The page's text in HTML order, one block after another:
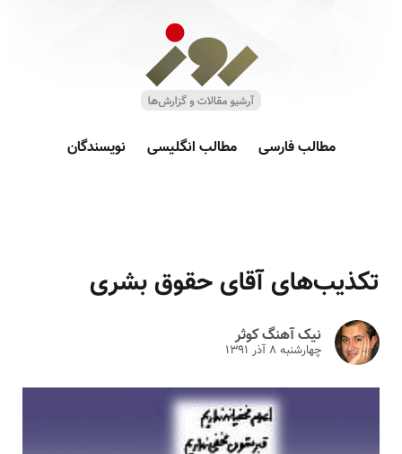
مطالب فارسی مطالب انگلیسی نویسندگان
تکذیب‌های آقای حقوق بشری
نیک آهنگ کوثر
چهارشنبه ۸ آذر ۱۳۹۱